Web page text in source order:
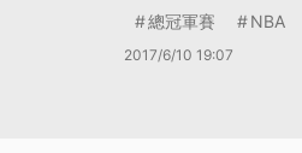
總冠軍賽 NBA
2017/6/10 19:07